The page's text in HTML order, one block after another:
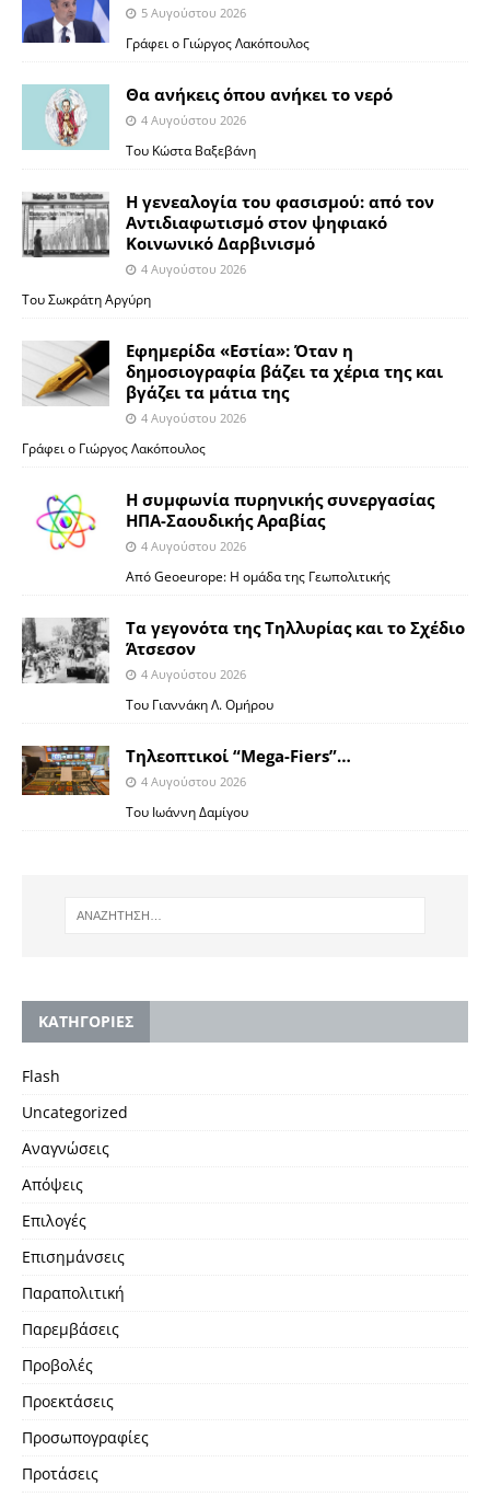
5 Αυγούστου 2026
Γράφει ο Γιώργος Λακόπουλος
Θα ανήκεις όπου ανήκει το νερό
4 Αυγούστου 2026
Του Κώστα Βαξεβάνη
Η γενεαλογία του φασισμού: από τον
Αντιδιαφωτισμό στον ψηφιακό
Κοινωνικό Δαρβινισμό
4 Αυγούστου 2026
Του Σωκράτη Αργύρη
Εφημερίδα «Εστία»: Όταν η
δημοσιογραφία βάζει τα χέρια της και
βγάζει τα μάτια της
4 Αυγούστου 2026
Γράφει ο Γιώργος Λακόπουλος
Η συμφωνία πυρηνικής συνεργασίας
ΗΠΑ-Σαουδικής Αραβίας
4 Αυγούστου 2026
Από Geoeurope: H ομάδα της Γεωπολιτικής
Τα γεγονότα της Τηλλυρίας και το Σχέδιο
Άτσεσον
4 Αυγούστου 2026
Toυ Γιαννάκη Λ. Ομήρου
Tηλεοπτικοί “Mega-Fiers”…
4 Αυγούστου 2026
Toυ Ιωάννη Δαμίγου
KΑΤΗΓΟΡΙΕΣ
Flash
Uncategorized
Αναγνώσεις
Απόψεις
Επιλογές
Επισημάνσεις
Παραπολιτική
Παρεμβάσεις
Προβολές
Προεκτάσεις
Προσωπογραφίες
Προτάσεις